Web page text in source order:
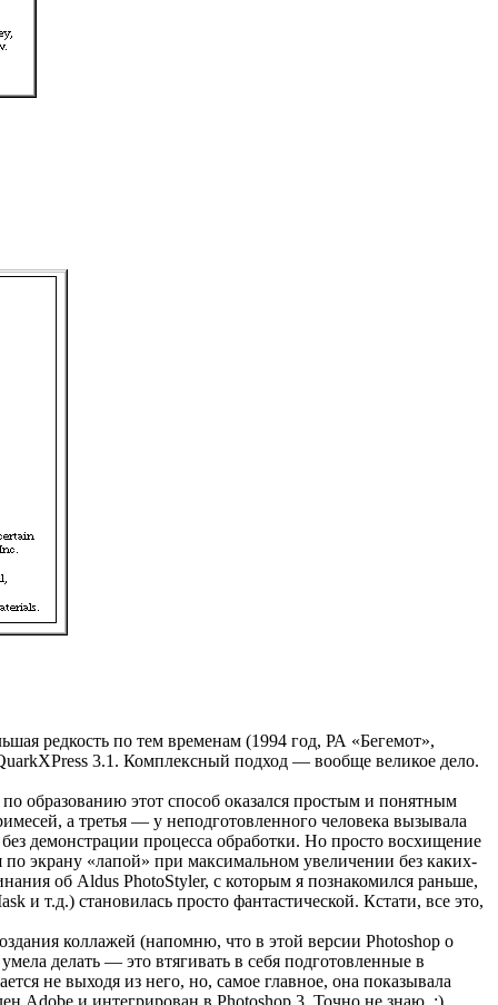
редкость по тем временам (1994 год, РА «Бегемот»,
3.1. Комплексный подход — вообще великое дело.
образованию этот способ оказался простым и понятным
а третья — у неподготовленного человека вызывала
демонстрации процесса обработки. Но просто восхищение
экрану «лапой» при максимальном увеличении без каких-
об Aldus PhotoStyler, с которым я познакомился раньше,
и т.д.) становилась просто фантастической. Кстати, все это,
коллажей (напомню, что в этой версии Photoshop о
делать — это втягивать в себя подготовленные в
не выходя из него, но, самое главное, она показывала
Adobe и интегрирован в Photoshop 3. Точно не знаю. ;)